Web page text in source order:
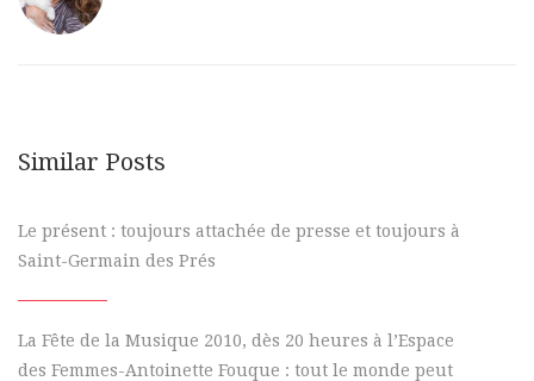
Similar Posts
Le présent : toujours attachée de presse et toujours à
Saint-Germain des Prés
La Fête de la Musique 2010, dès 20 heures à l’Espace
des Femmes-Antoinette Fouque : tout le monde peut